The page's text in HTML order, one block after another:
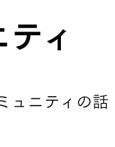
ィ
ュニティの話